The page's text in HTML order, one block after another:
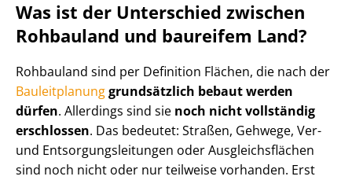
Was ist der Unterschied zwischen
Rohbauland und baureifem Land?
Rohbauland sind per Definition Flächen, die nach der
Bauleitplanunggrundsätzlich bebaut werden
dürfen. Allerdings sind sie noch nicht vollständig
erschlossen. Das bedeutet: Straßen, Gehwege, Ver-
und Ent­sor­gungs­lei­tun­gen oder Aus­gleichs­flä­chen
sind noch nicht oder nur teilweise vorhanden. Erst